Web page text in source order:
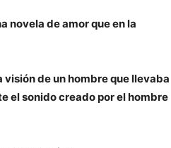
novela de amor que en la
visión de un hombre que llevaba
el sonido creado por el hombre